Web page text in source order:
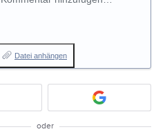
Datei anhängen
oder